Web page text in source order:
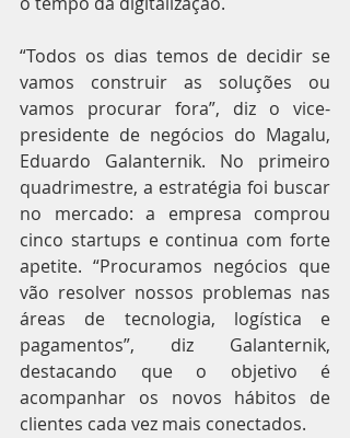
“Todos os dias temos de decidir se
vamos construir as soluções ou
vamos procurar fora”, diz o vice-
presidente de negócios do Magalu,
Eduardo Galanternik. No primeiro
quadrimestre, a estratégia foi buscar
no mercado: a empresa comprou
cinco startups e continua com forte
apetite. “Procuramos negócios que
vão resolver nossos problemas nas
áreas de tecnologia, logística e
pagamentos”, diz Galanternik,
destacando que o objetivo é
acompanhar os novos hábitos de
clientes cada vez mais conectados.